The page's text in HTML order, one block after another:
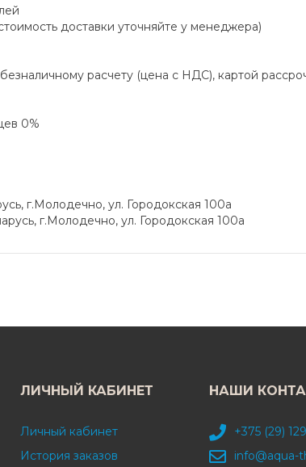
доставки уточняйте у менеджера)
расчету (цена с НДС), картой
0%
г.Молодечно, ул. Городокская 100а
г.Молодечно, ул. Городокская 100а
ЛИЧНЫЙ КАБИНЕТ
Личный кабинет
История заказов
НАШИ
+375 (29)
info@aqua-